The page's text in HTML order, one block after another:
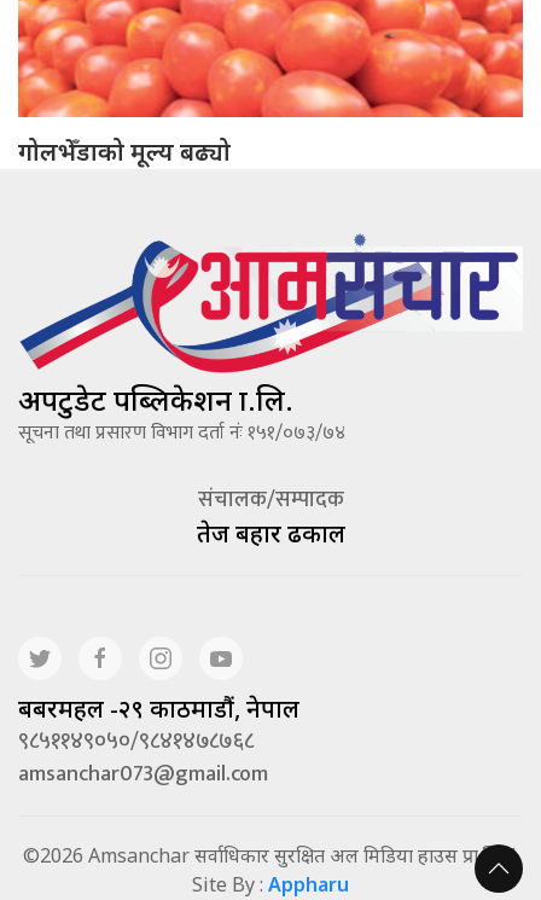
गोलभेँडाको मूल्य बढ्यो
अपटुडेट पब्लिकेशन प्रा.लि.
सूचना तथा प्रसारण विभाग दर्ता नंः १५१/०७३/७४
संचालक/सम्पादक
तेज बहादूर ढकाल
बबरमहल -२९ काठमाडौं, नेपाल
९८५११४९०५०/९८४१४७८७६८
amsanchar073@gmail.com
©2026 Amsanchar सर्वाधिकार सुरक्षित अल मिडिया हाउस प्रा.लि. |
Site By : Appharu